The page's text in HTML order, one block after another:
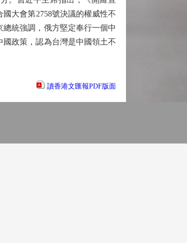
大會第2758號決議的權威性不
統強調，俄方堅定奉行一個中
政策，認為台灣是中國領土不
讀香港文匯報PDF版面